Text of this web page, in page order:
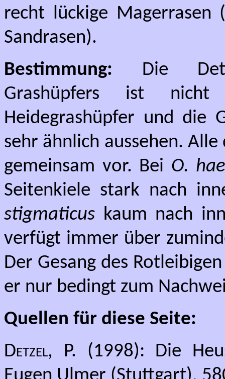
recht lückige Magerrasen
Sandrasen).
Bestimmung: Die
Grashüpfers ist
Heidegrashüpfer und die
sehr ähnlich aussehen.
gemeinsam vor. Bei O.
Seitenkiele stark nach
stigmaticus kaum nach
verfügt immer über
Der Gesang des
er nur bedingt zum
Quellen für diese Seite:
Detzel, P. (1998): Die